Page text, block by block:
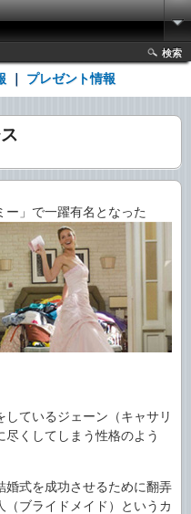
検索
プレゼント情報
ー」で一躍有名となった
ているジェーン（キャサリ
くしてしまう性格のよう
婚式を成功させるために翻弄
（ブライドメイド）というカ